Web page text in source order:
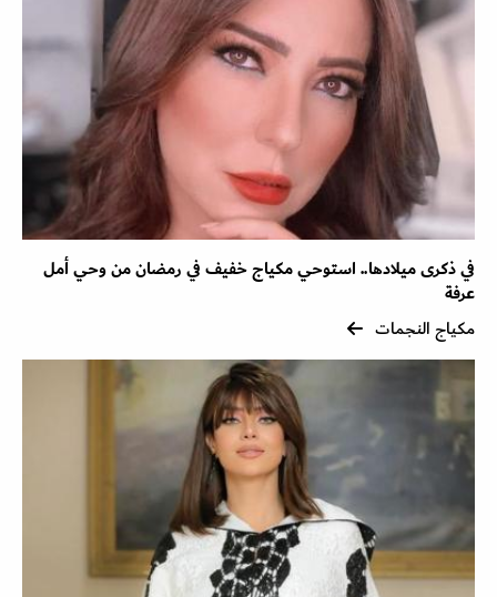
في ذكرى ميلادها.. استوحي مكياج خفيف في رمضان من وحي أمل
عرفة
مكياج النجمات